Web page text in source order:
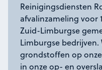
Reinigingsdiensten
afvalinzameling voor
Zuid-Limburgse
Limburgse bedrijven.
grondstoffen op
in onze op- en